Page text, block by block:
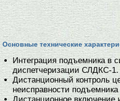
Основные технические
Интеграция подъемника в
диспетчеризации СЛДКС-1.
Дистанционный контроль
неисправности